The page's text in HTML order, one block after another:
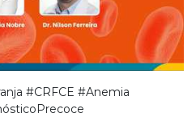
#CRFCE #Anemia